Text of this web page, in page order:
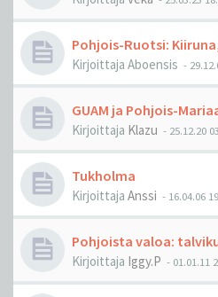
Pohjois-Ruotsi:
Kirjoittaja Aboensis -
GUAM ja Pohjois-
Kirjoittaja Klazu - 25.12.20
Tukholma
Kirjoittaja Anssi - 16.04.06
Pohjoista valoa:
Kirjoittaja Iggy.P - 01.01.11